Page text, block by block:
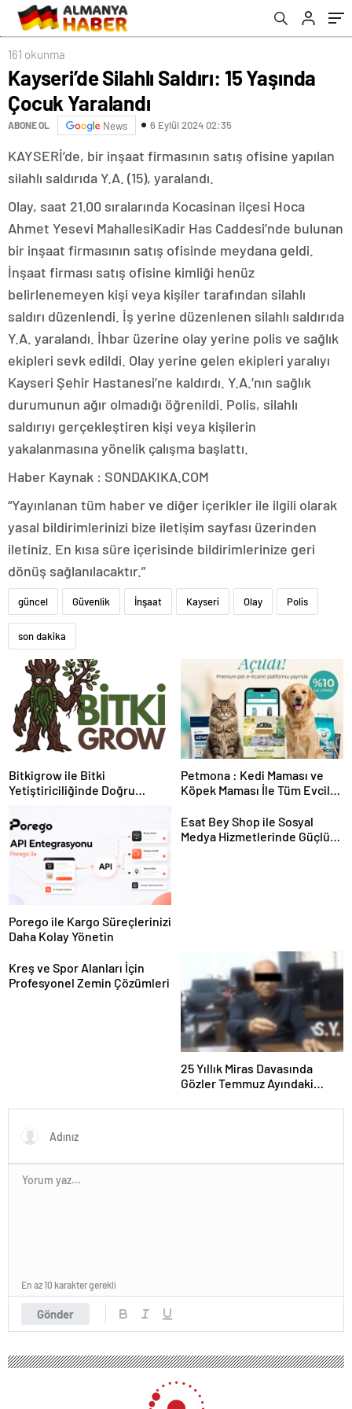
161 okunma
Kayseri’de Silahlı Saldırı: 15 Yaşında
Çocuk Yaralandı
ABONE OL News 6 Eylül 2024 02:35
KAYSERİ’de, bir inşaat firmasının satış ofisine yapılan
silahlı saldırıda Y.A. (15), yaralandı.
Olay, saat 21.00 sıralarında Kocasinan ilçesi Hoca
Ahmet Yesevi MahallesiKadir Has Caddesi’nde bulunan
bir inşaat firmasının satış ofisinde meydana geldi.
İnşaat firması satış ofisine kimliği henüz
belirlenemeyen kişi veya kişiler tarafından silahlı
saldırı düzenlendi. İş yerine düzenlenen silahlı saldırıda
Y.A. yaralandı. İhbar üzerine olay yerine polis ve sağlık
ekipleri sevk edildi. Olay yerine gelen ekipleri yaralıyı
Kayseri Şehir Hastanesi’ne kaldırdı. Y.A.’nın sağlık
durumunun ağır olmadığı öğrenildi. Polis, silahlı
saldırıyı gerçekleştiren kişi veya kişilerin
yakalanmasına yönelik çalışma başlattı.
Haber Kaynak : SONDAKIKA.COM
“Yayınlanan tüm haber ve diğer içerikler ile ilgili olarak
yasal bildirimlerinizi bize iletişim sayfası üzerinden
iletiniz. En kısa süre içerisinde bildirimlerinize geri
dönüş sağlanılacaktır.”
güncel Güvenlik İnşaat Kayseri Olay Polis
son dakika
Bitkigrow ile Bitki
Yetiştiriciliğinde Doğru
Petmona : Kedi Maması ve
Köpek Maması İle Tüm Evcil
Porego ile Kargo Süreçlerinizi
Daha Kolay Yönetin
Esat Bey Shop ile Sosyal
Medya Hizmetlerinde Güçlü
Kreş ve Spor Alanları İçin
Profesyonel Zemin Çözümleri
25 Yıllık Miras Davasında
Gözler Temmuz Ayındaki
Gönder
En az 10 karakter gerekli